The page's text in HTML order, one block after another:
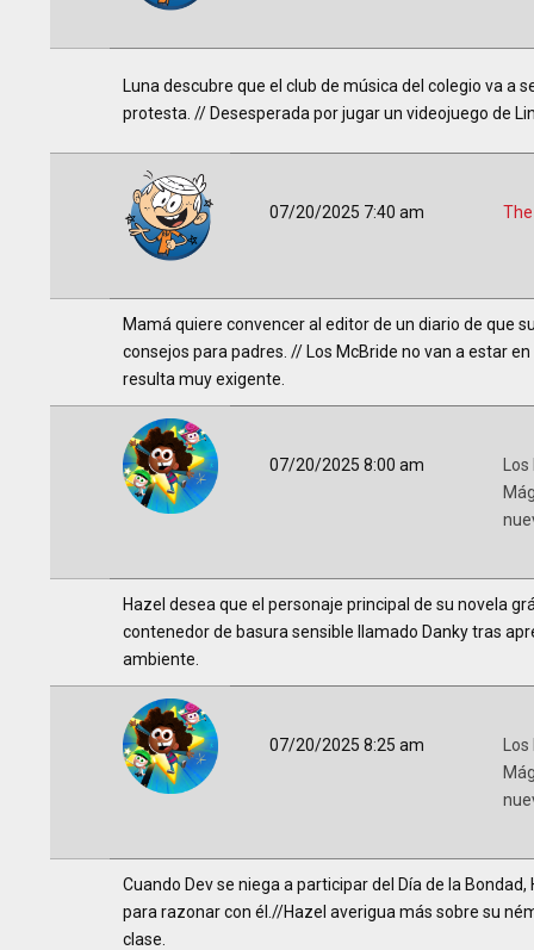
Luna descubre que el club de música del colegio va a
protesta. // Desesperada por jugar un videojuego de
07/20/2025 7:40 am
Mamá quiere convencer al editor de un diario de que
consejos para padres. // Los McBride no van a estar
resulta muy exigente.
07/20/2025 8:00 am
Hazel desea que el personaje principal de su novela
contenedor de basura sensible llamado Danky tras
ambiente.
07/20/2025 8:25 am
Cuando Dev se niega a participar del Día de la
para razonar con él.//Hazel averigua más sobre su
clase.